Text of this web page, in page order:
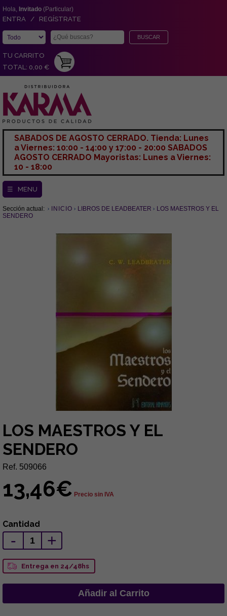
Hola, Invitado (Particular)
ENTRA / REGÍSTRATE
TU CARRITO
TOTAL: 0,00 €
SABADOS DE AGOSTO CERRADO. Tienda: Lunes
a Viernes: 10:00 - 14:00 y 17:00 - 20:00 SABADOS
AGOSTO CERRADO Mayoristas: Lunes a Viernes:
10 - 18:00
☰ MENU
Sección actual: INICIO LIBROS DE LEADBEATER
LOS MAESTROS Y EL
SENDERO
LOS MAESTROS Y EL
SENDERO
Ref. 509066
13,46€ Precio sin IVA
Cantidad
- +
Entrega en 24/48hs